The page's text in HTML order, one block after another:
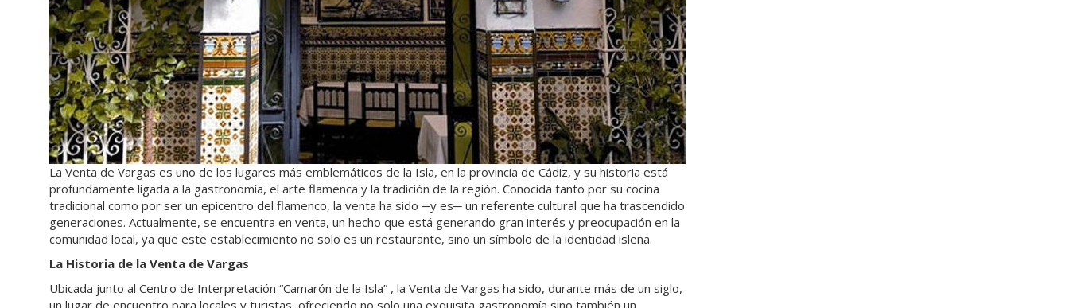
La Venta de Vargas es uno de los lugares más emblemáticos de la Isla, en la provincia de Cádiz, y su historia está
profundamente ligada a la gastronomía, el arte flamenca y la tradición de la región. Conocida tanto por su cocina
tradicional como por ser un epicentro del flamenco, la venta ha sido ─y es─ un referente cultural que ha trascendido
generaciones. Actualmente, se encuentra en venta, un hecho que está generando gran interés y preocupación en la
comunidad local, ya que este establecimiento no solo es un restaurante, sino un símbolo de la identidad isleña.
La Historia de la Venta de Vargas
Ubicada junto al Centro de Interpretación “Camarón de la Isla” , la Venta de Vargas ha sido, durante más de un siglo,
un lugar de encuentro para locales y turistas, ofreciendo no solo una exquisita gastronomía sino también un